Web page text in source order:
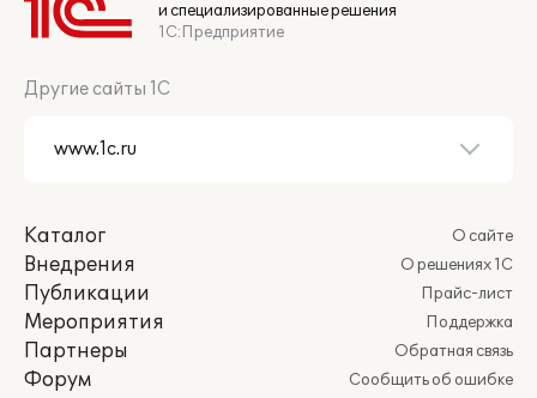
и специализированные решения
1С:Предприятие
Другие сайты 1С
Каталог
Внедрения
Публикации
Мероприятия
Партнеры
Форум
О сайте
О решениях 1С
Прайс-лист
Поддержка
Обратная связь
Сообщить об ошибке